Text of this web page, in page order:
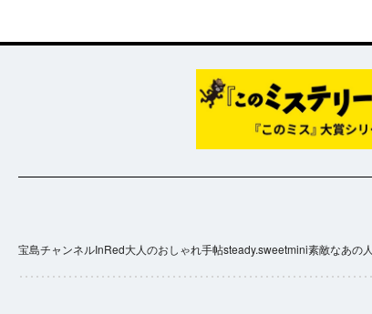
宝島チャンネルInRed大人のおしゃれ手帖steady.sweetmini素敵なあの人